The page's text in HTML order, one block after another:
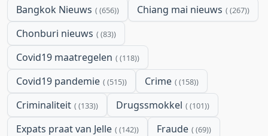
Bangkok Nieuws (656) Chiang mai nieuws (267)
Chonburi nieuws (83)
Covid19 maatregelen (118)
Covid19 pandemie (515) Crime (158)
Criminaliteit (133) Drugssmokkel (101)
Expats praat van Jelle (142) Fraude (69)